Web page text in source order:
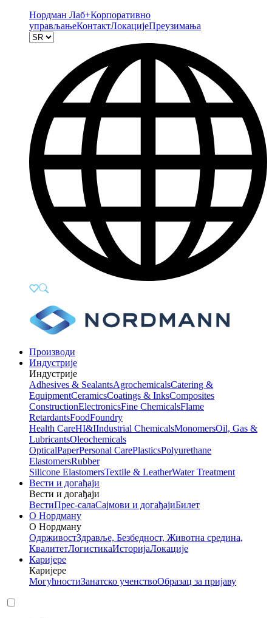
Нордман Лаб+Корпоративно
управљањеКонтактЛокацијеПреузимања
Производи
Индустрије
Индустрије
Adhesives & SealantsAgrochemicalsCatering &
EquipmentCeramicsCoatings & InksComposites
ConstructionElectronicsFine ChemicalsFlame
RetardantsFoodFoundry
Health CareHI&IIndustrial ChemicalsMonomersOil, Gas &
LubricantsOleochemicals
OpticalPaperPersonal CarePlasticsPolyurethane
ElastomersRubber
Silicone ElastomersTextile & LeatherWater Treatment
Вести и догађаји
Вести и догађаји
ВестиПрес-салаСајмови и догађајиБилет
О Нордману
О Нордману
ОдрживостЗдравље, Безбедност, Животна средина,
КвалитетЛогистикаИсторијаЛокације
Каријере
Каријере
МогућностиЗанатско ученствоОбразац за пријаву